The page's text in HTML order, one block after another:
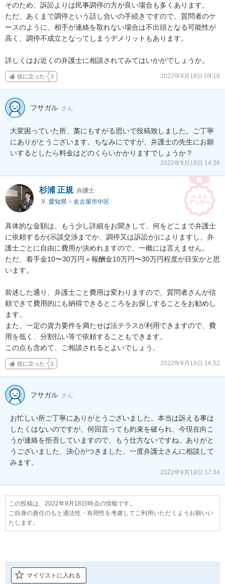
そのため、訴訟よりは民事調停の方が良い場合も多くあります。
ただ、あくまで調停という話し合いの手続きですので、質問者のケ
ースのように、相手が連絡を取れない場合は不出頭となる可能性が
高く、調停不成立となってしまうデメリットもあります。
詳しくはお近くの弁護士に相談されてみてはいかがでしょうか。
役に立った 3 2022年9月18日 09:18
フサガル さん
大変困っていた所、藁にもすがる思いで投稿致しました。ご丁寧
にありがとうございます。ちなみにですが、弁護士の先生にお願
いするとしたら料金はどのくらいかかりますでしょうか？
2022年9月18日 14:38
杉浦 正規 弁護士
愛知県 > 名古屋市中区
具体的な金額は、もう少し詳細をお聞きして、何をどこまで弁護士
に依頼するか(示談交渉までか、調停又は訴訟か)によりますし、弁
護士ごとに自由に費用が決めれますので、一概には言えません。
ただ、着手金10〜30万円＋報酬金10万円〜30万円程度が目安かと思
います。
前述した通り、弁護士ごと費用は変わりますので、質問者さんが信
頼できて費用的にも納得できるところをお探しすることをお勧めし
ます。
また、一定の資力要件を満たせば法テラスが利用できますので、費
用を低く、分割払い等で依頼することもできます。
この点も含めて、ご相談されるとよいでしょう。
役に立った 1 2022年9月18日 16:52
フサガル さん
お忙しい所ご丁寧にありがとうございました。本当は訴える事は
したくはないのですが、何回言っても約束を破られ、今現在向こ
うが連絡を拒否していますので、もう仕方ないですね。ありがと
うございました、決心がつきました、一度弁護士さんに相談して
みます。
2022年9月18日 17:34
この投稿は、2022年9月18日時点の情報です。
ご自身の責任のもと適法性・有用性を考慮してご利用いただくようお願いい
たします。
マイリストに入れる